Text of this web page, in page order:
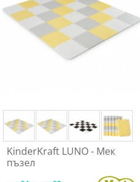
KinderKraft LUNO - Мек
пъзел